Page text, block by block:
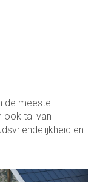
de meeste
ook tal van
en